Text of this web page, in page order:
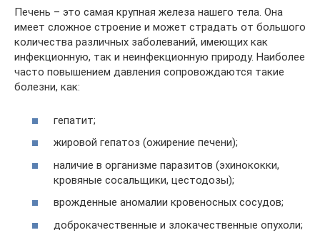
Печень – это самая крупная железа нашего тела. Она
имеет сложное строение и может страдать от большого
количества различных заболеваний, имеющих как
инфекционную, так и неинфекционную природу. Наиболее
часто повышением давления сопровождаются такие
болезни, как:
гепатит;
жировой гепатоз (ожирение печени);
наличие в организме паразитов (эхинококки,
кровяные сосальщики, цестодозы);
врожденные аномалии кровеносных сосудов;
доброкачественные и злокачественные опухоли;